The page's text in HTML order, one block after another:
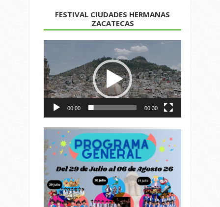
FESTIVAL CIUDADES HERMANAS
ZACATECAS
de
vídeo
00:00 00:30